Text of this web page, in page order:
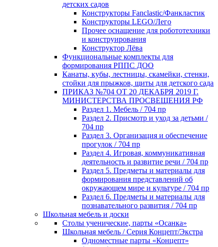
детских садов
Конструкторы Fanclastic/Фанкластик
Конструкторы LEGO/Лего
Прочее оснащение для робототехники
и конструирования
Конструктор Лёва
Функциональные комплекты для
формирования РППС ДОО
Канаты, кубы, лестницы, скамейки, стенки,
стойки для прыжков, щиты для детского сада
ПРИКАЗ №704 ОТ 20 ДЕКАБРЯ 2019 Г.
МИНИСТЕРСТВА ПРОСВЕЩЕНИЯ РФ
Раздел 1. Мебель / 704 пр
Раздел 2. Присмотр и уход за детьми /
704 пр
Раздел 3. Организация и обеспечение
прогулок / 704 пр
Раздел 4. Игровая, коммуникативная
деятельность и развитие речи / 704 пр
Раздел 5. Предметы и материалы для
формирования представлений об
окружающем мире и культуре / 704 пр
Раздел 6. Предметы и материалы для
познавательного развития / 704 пр
Школьная мебель и доски
Столы ученические, парты «Осанка»
Школьная мебель / Серия Концепт/Экстра
Одноместные парты «Концепт»